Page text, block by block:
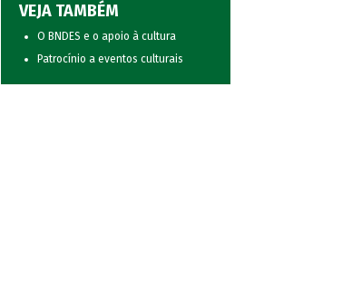
VEJA TAMBÉM
O BNDES e o apoio à cultura
Patrocínio a eventos culturais